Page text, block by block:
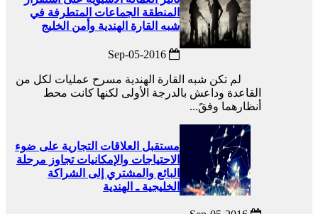
المنطقة الجماعات المتطرفة في
شبه القارة الهندية وأمن الخليج
لم تكن شبه القارة الهندية مسرح عمليات لكل من
القاعدة وداعش بالدرجة الأولى لكنها كانت محط
أنظارهما وفقً...
مستقبل العلاقات التجارية على ضوء
الاحتياجات والإمكانيات تجاوز مرحلة
البائع والمشتري إلى الشراكة
الخليجية ـ الهندية